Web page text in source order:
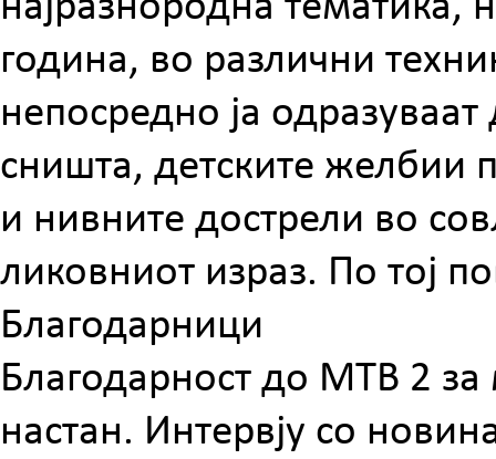
година, во различни
непосредно ја одразуваат
сништа, детските желбии
и нивните дострели во
ликовниот израз. По тој
Благодарници
Благодарност до МТВ 2
настан. Интервју со